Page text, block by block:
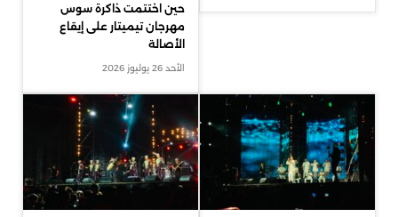
حين اختتمت ذاكرة سوس
مهرجان تيميتار على إيقاع
الأصالة
الأحد 26 يوليوز 2026